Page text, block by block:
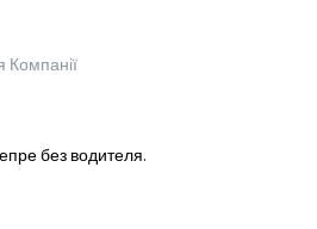
Компанії
без водителя.